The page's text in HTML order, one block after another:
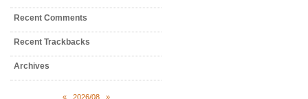
Recent Comments
Recent Trackbacks
Archives
« 2026/08 »